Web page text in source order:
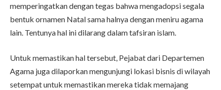
memperingatkan dengan tegas bahwa mengadopsi segala
bentuk ornamen Natal sama halnya dengan meniru agama
lain. Tentunya hal ini dilarang dalam tafsiran islam.
Untuk memastikan hal tersebut, Pejabat dari Departemen
Agama juga dilaporkan mengunjungi lokasi bisnis di wilayah
setempat untuk memastikan mereka tidak memajang